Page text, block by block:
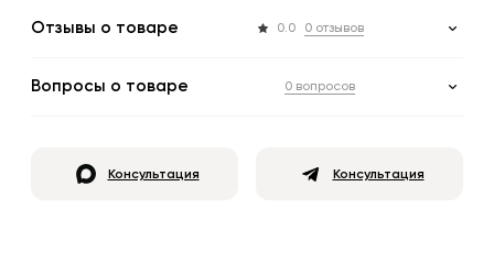
Отзывы о товаре 0.0 0 отзывов
Вопросы о товаре 0 вопросов
Консультация Консультация